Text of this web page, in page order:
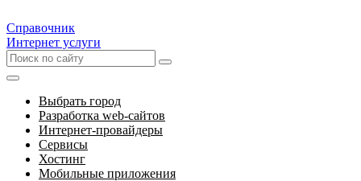
Справочник
Интернет услуги
Выбрать город
Разработка web-сайтов
Интернет-провайдеры
Сервисы
Хостинг
Мобильные приложения